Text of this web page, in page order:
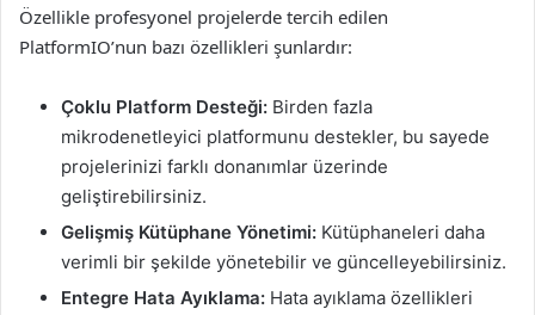
Özellikle profesyonel projelerde tercih edilen
PlatformIO’nun bazı özellikleri şunlardır:
Çoklu Platform Desteği: Birden fazla
mikrodenetleyici platformunu destekler, bu sayede
projelerinizi farklı donanımlar üzerinde
geliştirebilirsiniz.
Gelişmiş Kütüphane Yönetimi: Kütüphaneleri daha
verimli bir şekilde yönetebilir ve güncelleyebilirsiniz.
Entegre Hata Ayıklama: Hata ayıklama özellikleri